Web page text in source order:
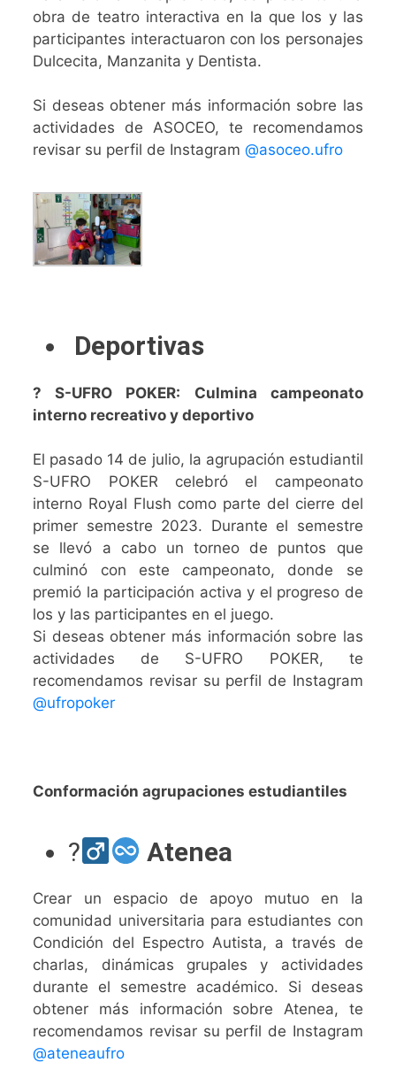
obra de teatro interactiva en la que los y las
participantes interactuaron con los personajes
Dulcecita, Manzanita y Dentista.
Si deseas obtener más información sobre las
actividades de ASOCEO, te recomendamos
revisar su perfil de Instagram@asoceo.ufro
Deportivas
? S-UFRO POKER: Culmina campeonato
interno recreativo y deportivo
El pasado 14 de julio, la agrupación estudiantil
S-UFRO POKER celebró el campeonato
interno Royal Flush como parte del cierre del
primer semestre 2023. Durante el semestre
se llevó a cabo un torneo de puntos que
culminó con este campeonato, donde se
premió la participación activa y el progreso de
los y las participantes en el juego.
Si deseas obtener más información sobre las
actividades de S-UFRO POKER, te
recomendamos revisar su perfil de Instagram
@ufropoker
Conformación agrupaciones estudiantiles
?‍ Atenea
Crear un espacio de apoyo mutuo en la
comunidad universitaria para estudiantes con
Condición del Espectro Autista, a través de
charlas, dinámicas grupales y actividades
durante el semestre académico. Si deseas
obtener más información sobre Atenea, te
recomendamos revisar su perfil de Instagram
@ateneaufro